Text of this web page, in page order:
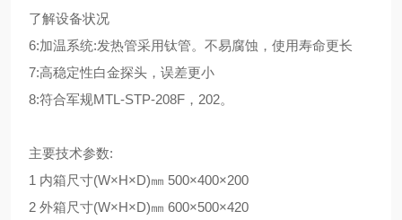
了解设备状况
6:加温系统:发热管采用钛管。不易腐蚀，使用寿命更长
7:高稳定性白金探头，误差更小
8:符合军规MTL-STP-208F，202。
主要技术参数:
1 内箱尺寸(W×H×D)㎜ 500×400×200
2 外箱尺寸(W×H×D)㎜ 600×500×420